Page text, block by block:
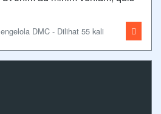
DMC - Dilihat 55 kali